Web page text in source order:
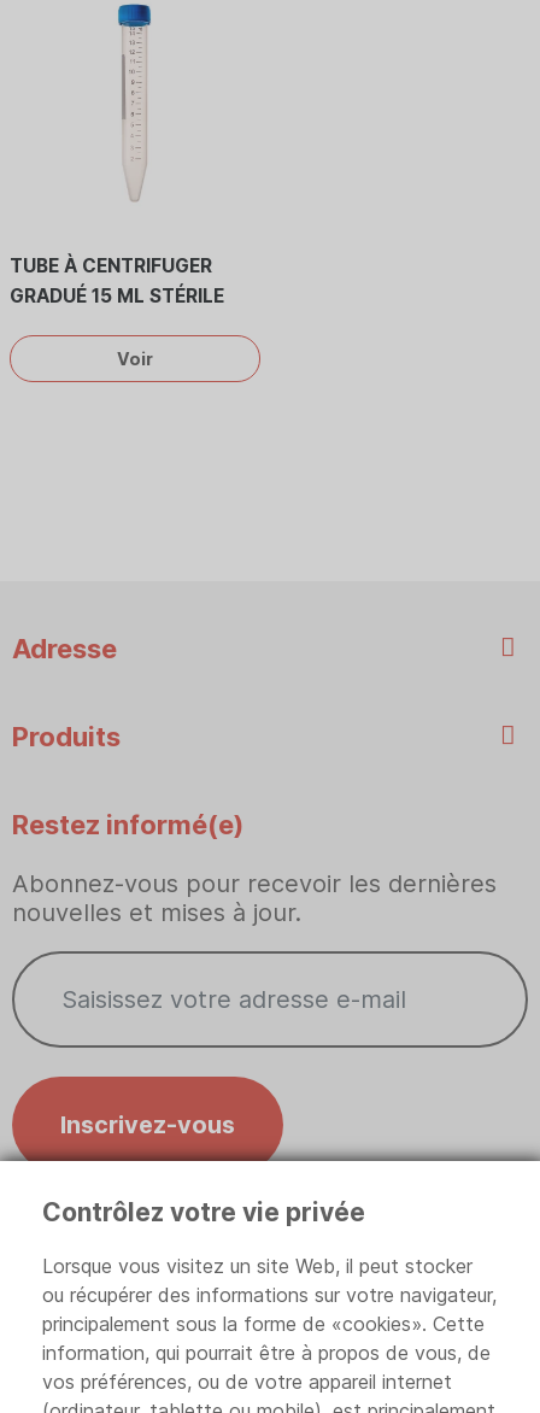
TUBE À CENTRIFUGER
GRADUÉ 15 ML STÉRILE
Voir
Adresse
Produits
Restez informé(e)
Abonnez-vous pour recevoir les dernières
nouvelles et mises à jour.
Inscrivez-vous
Politique de confidentialité
Contrôlez votre vie privée
Lorsque vous visitez un site Web, il peut stocker
ou récupérer des informations sur votre navigateur,
principalement sous la forme de «cookies». Cette
information, qui pourrait être à propos de vous, de
vos préférences, ou de votre appareil internet